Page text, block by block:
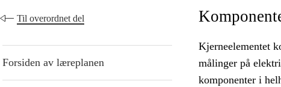
Til overordnet del
Forsiden av læreplanen
Kjerneelementet
målinger på
komponenter i